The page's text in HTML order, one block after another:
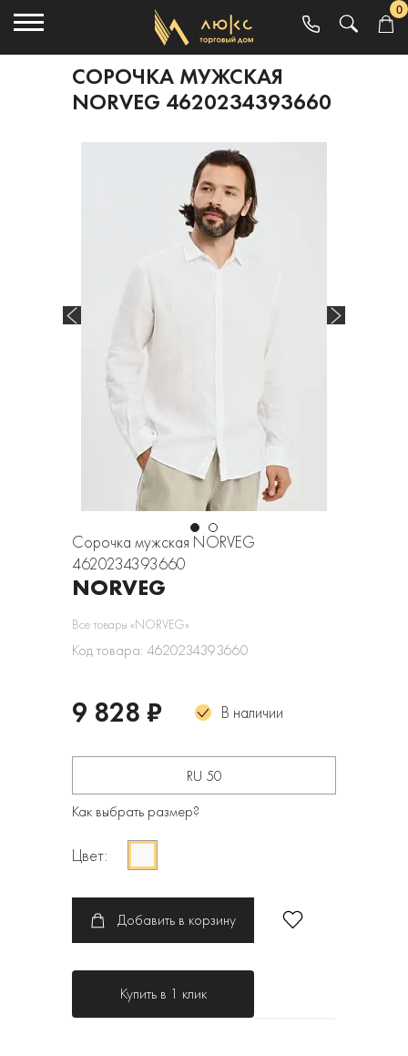
0
СОРОЧКА МУЖСКАЯ
NORVEG 4620234393660
Сорочка мужская NORVEG
4620234393660
NORVEG
Все товары «NORVEG»
Код товара: 4620234393660
9 828 ₽ В наличии
RU 50
Как выбрать размер?
Цвет:
Добавить в корзину
Купить в 1 клик